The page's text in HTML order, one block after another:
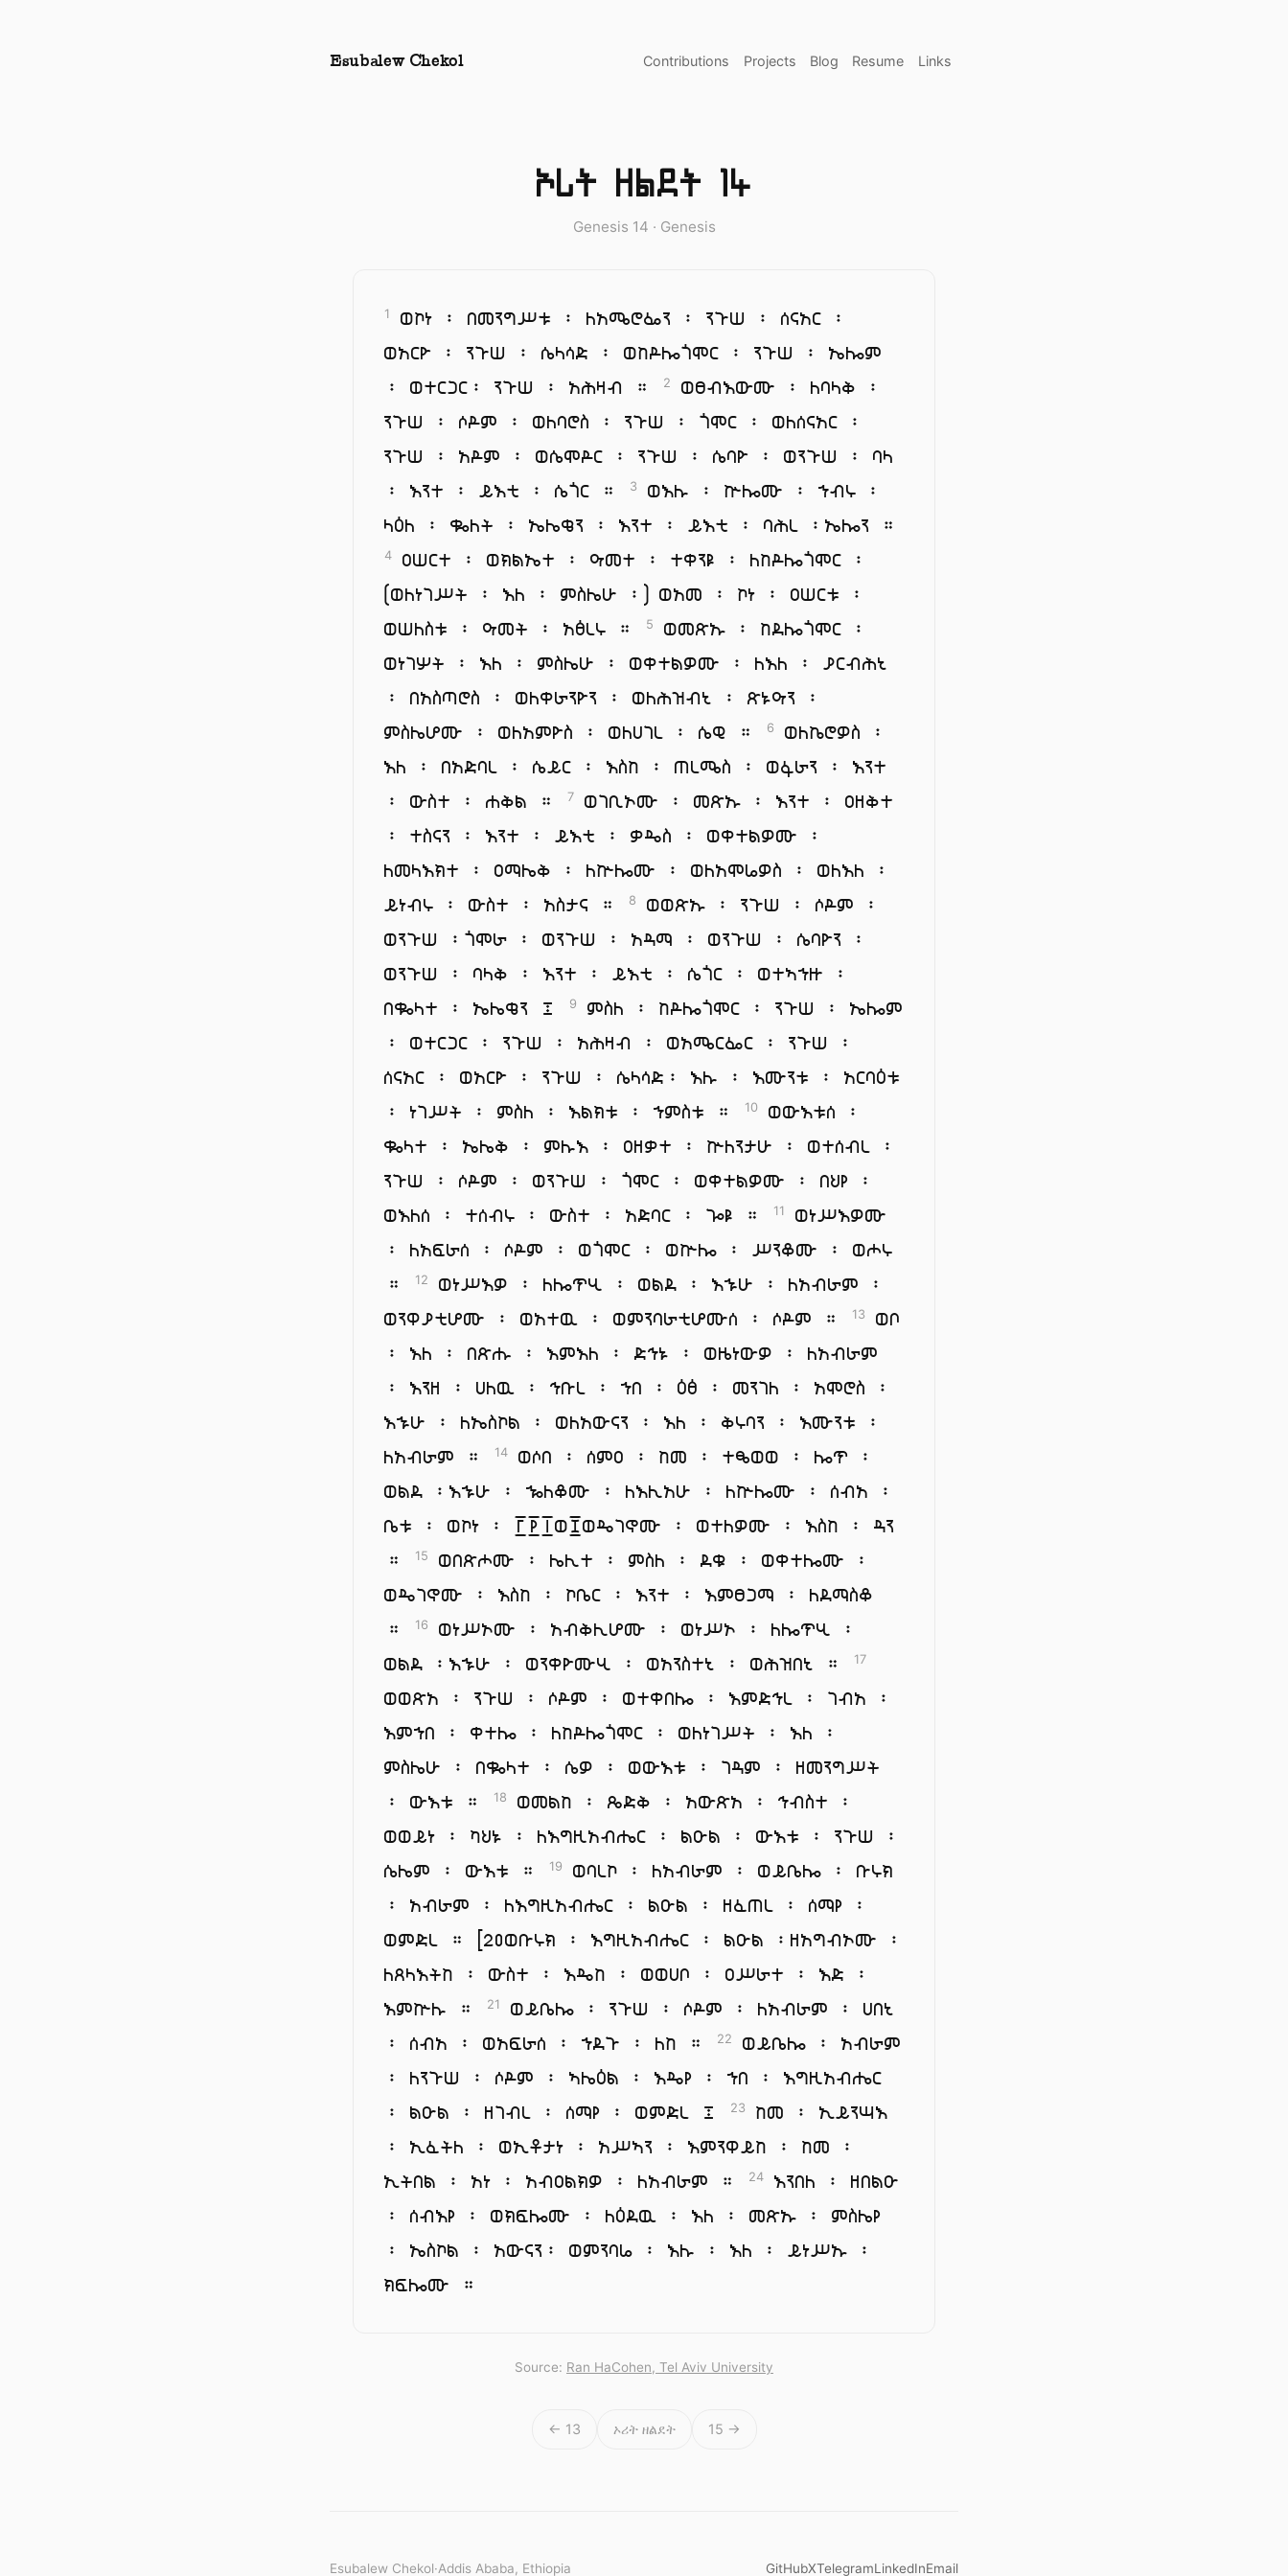
Esubalew Chekol Contributions Projects Blog Resume Links
ኦሪት ዘልደት 14
Genesis 14 · Genesis
1
ወኮነ ፡ በመንግሥቱ ፡ ለአሜሮፌን ፡ ንጉሠ ፡ ሰናአር ፡
ወአርዮ ፡ ንጉሠ ፡ ሴላሳድ ፡ ወከዶሎጎሞር ፡ ንጉሠ ፡ ኤሎም
፡ ወተርጋር፡ ንጉሠ ፡ አሕዛብ ።
2
ወፀብእውሙ ፡ ለባላቅ ፡
ንጉሠ ፡ ሶዶም ፡ ወለባሮስ ፡ ንጉሠ ፡ ጎሞር ፡ ወለሰናአር ፡
ንጉሠ ፡ አዶም ፡ ወሴሞዶር ፡ ንጉሠ ፡ ሴባዮ ፡ ወንጉሠ ፡ ባላ
፡ እንተ ፡ ይእቲ ፡ ሴጎር ።
3
ወእሉ ፡ ኵሎሙ ፡ ኀብሩ ፡
ላዕለ ፡ ቈለት ፡ ኤሌቄን ፡ እንተ ፡ ይእቲ ፡ ባሕረ ፡ኤሎን ።
4
ዐሠርተ ፡ ወክልኤተ ፡ ዓመተ ፡ ተቀንዩ ፡ ለከዶሎጎሞር ፡
(ወለነገሥት ፡ እለ ፡ ምስሌሁ ፡) ወአመ ፡ ኮነ ፡ ዐሠርቱ ፡
ወሠለስቱ ፡ ዓመት ፡ አፅረሩ ።
5
ወመጽኡ ፡ ከደሎጎሞር ፡
ወነገሦት ፡ እለ ፡ ምስሌሁ ፡ ወቀተልዎሙ ፡ ለእለ ፡ ያርብሕኒ
፡ በአስጣሮስ ፡ ወለቀራንዮን ፡ ወለሕዝብኒ ፡ ጽኑዓን ፡
ምስሌሆሙ ፡ ወለአምዮስ ፡ ወለሀገረ ፡ ሴዊ ።
6
ወለኬሮዎስ ፡
እለ ፡ በአድባረ ፡ ሴይር ፡ እስከ ፡ ጠረሜስ ፡ ወፋራን ፡ እንተ
፡ ውስተ ፡ ሐቅል ።
7
ወገቢኦሙ ፡ መጽኡ ፡ እንተ ፡ ዐዘቅተ
፡ ተስናን ፡ እንተ ፡ ይእቲ ፡ ቃዴስ ፡ ወቀተልዎሙ ፡
ለመላእክተ ፡ ዐማሌቅ ፡ ለኵሎሙ ፡ ወለአሞሬዎስ ፡ ወለእለ ፡
ይነብሩ ፡ ውስተ ፡ አስታና ።
8
ወወጽኡ ፡ ንጉሠ ፡ ሶዶም ፡
ወንጉሠ ፡ጎሞራ ፡ ወንጉሠ ፡ አዳማ ፡ ወንጉሠ ፡ ሴባዮን ፡
ወንጉሠ ፡ ባላቅ ፡ እንተ ፡ ይእቲ ፡ ሴጎር ፡ ወተኣኀዙ ፡
በቈላተ ፡ ኤሌቄን ፤
9
ምስለ ፡ ከዶሎጎሞር ፡ ንጉሠ ፡ ኤሎም
፡ ወተርጋር ፡ ንጉሠ ፡ አሕዛብ ፡ ወአሜርፌር ፡ ንጉሠ ፡
ሰናአር ፡ ወአርዮ ፡ ንጉሠ ፡ ሴላሳድ፡ እሉ ፡ እሙንቱ ፡ አርባዕቱ
፡ ነገሥት ፡ ምስለ ፡ እልክቱ ፡ ኀምስቱ ።
10
ወውእቱሰ ፡
ቈላተ ፡ ኤሌቅ ፡ ምሉእ ፡ ዐዘቃተ ፡ ኵለንታሁ ፡ ወተሰብረ ፡
ንጉሠ ፡ ሶዶም ፡ ወንጉሠ ፡ ጎሞር ፡ ወቀተልዎሙ ፡ በህየ ፡
ወእለሰ ፡ ተሰብሩ ፡ ውስተ ፡ አድባር ፡ ጐዩ ።
11
ወነሥእዎሙ
፡ ለአፍራሰ ፡ ሶዶም ፡ ወጎሞር ፡ ወኵሎ ፡ ሥንቆሙ ፡ ወሖሩ
።
12
ወነሥእዎ ፡ ለሎጥሂ ፡ ወልደ ፡ እኁሁ ፡ ለአብራም ፡
ወንዋያቲሆሙ ፡ ወአተዉ ፡ ወምንባራቲሆሙሰ ፡ ሶዶም ።
13
ወቦ
፡ እለ ፡ በጽሑ ፡ እምእለ ፡ ድኅኑ ፡ ወዜነውዎ ፡ ለአብራም
፡ እንዘ ፡ ሀለዉ ፡ ኅቡረ ፡ ኀበ ፡ ዕፅ ፡ መንገለ ፡ አሞሮስ ፡
እኁሁ ፡ ለኤስኮል ፡ ወለአውናን ፡ እለ ፡ ቅሩባን ፡ እሙንቱ ፡
ለአብራም ።
14
ወሶበ ፡ ሰምዐ ፡ ከመ ፡ ተፄወወ ፡ ሎጥ ፡
ወልደ ፡እኁሁ ፡ ኈለቆሙ ፡ ለእሊአሁ ፡ ለኵሎሙ ፡ ሰብአ ፡
ቤቱ ፡ ወኮነ ፡ ፫፻፲ወ፰ወዴገኖሙ ፡ ወተለዎሙ ፡ እስከ ፡ ዳን
።
15
ወበጽሖሙ ፡ ሌሊተ ፡ ምስለ ፡ ደቁ ፡ ወቀተሎሙ ፡
ወዴገኖሙ ፡ እስከ ፡ ኮቤር ፡ እንተ ፡ እምፀጋማ ፡ ለደማስቆ
።
16
ወነሥኦሙ ፡ አብቅሊሆሙ ፡ ወነሥኦ ፡ ለሎጥሂ ፡
ወልደ ፡እኁሁ ፡ ወንቀዮሙሂ ፡ ወአንስተኒ ፡ ወሕዝበኒ ።
17
ወወጽአ ፡ ንጉሠ ፡ ሶዶም ፡ ወተቀበሎ ፡ እምድኅረ ፡ ገብአ ፡
እምኀበ ፡ ቀተሎ ፡ ለከዶሎጎሞር ፡ ወለነገሥት ፡ እለ ፡
ምስሌሁ ፡ በቈላተ ፡ ሴዎ ፡ ወውእቱ ፡ ገዳም ፡ ዘመንግሥት
፡ ውእቱ ።
18
ወመልከ ፡ ጼድቅ ፡ አውጽአ ፡ ኅብስተ ፡
ወወይነ ፡ ካህኑ ፡ ለእግዚአብሔር ፡ ልዑል ፡ ውእቱ ፡ ንጉሠ ፡
ሴሌም ፡ ውእቱ ።
19
ወባረኮ ፡ ለአብራም ፡ ወይቤሎ ፡ ቡሩክ
፡ አብራም ፡ ለእግዚአብሔር ፡ ልዑል ፡ ዘፈጠረ ፡ ሰማየ ፡
ወምድረ ። [20ወቡሩክ ፡ እግዚአብሔር ፡ ልዑል ፡ዘአግብኦሙ ፡
ለጸላእትከ ፡ ውስተ ፡ እዴከ ፡ ወወሀቦ ፡ ዐሥራተ ፡ እድ ፡
እምኵሉ ።
21
ወይቤሎ ፡ ንጉሠ ፡ ሶዶም ፡ ለአብራም ፡ ሀበኒ
፡ ሰብአ ፡ ወአፍራሰ ፡ ኀደጉ ፡ ለከ ።
22
ወይቤሎ ፡ አብራም
፡ ለንጉሠ ፡ ሶዶም ፡ ኣሌዕል ፡ እዴየ ፡ ኀበ ፡ እግዚአብሔር
፡ ልዑል ፡ ዘገብረ ፡ ሰማየ ፡ ወምድረ ፤
23
ከመ ፡ ኢይንሣእ
፡ ኢፈትለ ፡ ወኢቶታነ ፡ አሥኣን ፡ እምንዋይከ ፡ ከመ ፡
ኢትበል ፡ አነ ፡ አብዐልክዎ ፡ ለአብራም ።
24
እንበለ ፡ ዘበልዑ
፡ ሰብእየ ፡ ወክፍሎሙ ፡ ለዕደዉ ፡ እለ ፡ መጽኡ ፡ ምስሌየ
፡ ኤስኮል ፡ አውናን፡ ወምንባሬ ፡ እሉ ፡ እለ ፡ ይነሥኡ ፡
ክፍሎሙ ።
Source: Ran HaCohen, Tel Aviv University
← 13 ኦሪት ዘልደት 15 →
Esubalew Chekol·Addis Ababa, Ethiopia GitHubXTelegramLinkedInEmail